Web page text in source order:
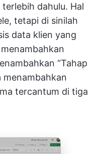
dahulu. Hal
tetapi di sinilah
data klien yang
“Tahap
menambahkan
tercantum di tiga